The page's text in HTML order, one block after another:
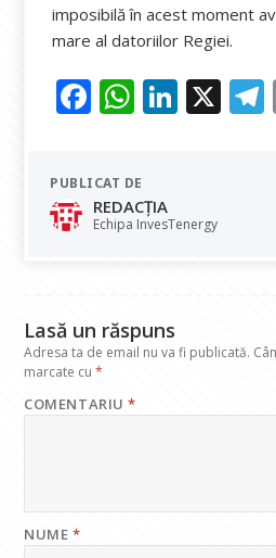
imposibilă în acest moment
mare al datoriilor Regiei.
F
e
b
o
W
at
s
A
Li
dI
X
PUBLICAT DE
REDACȚIA
Echipa InvesTenergy
Lasă un răspuns
Adresa ta de email nu va fi publicată.
marcate cu*
COMENTARIU*
NUME*